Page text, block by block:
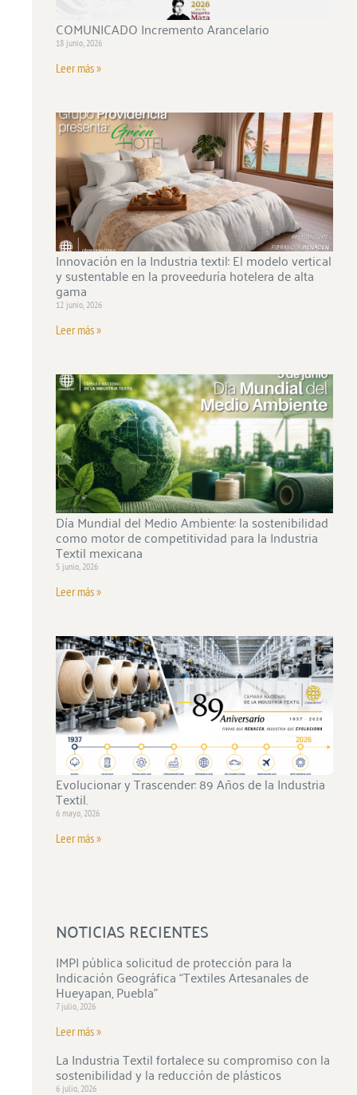
COMUNICADO Incremento Arancelario
18 junio, 2026
Leer más »
Innovación en la Industria textil: El modelo vertical
y sustentable en la proveeduría hotelera de alta
gama
12 junio, 2026
Leer más »
Día Mundial del Medio Ambiente: la sostenibilidad
como motor de competitividad para la Industria
Textil mexicana
5 junio, 2026
Leer más »
Evolucionar y Trascender: 89 Años de la Industria
Textil.
6 mayo, 2026
Leer más »
NOTICIAS RECIENTES
IMPI pública solicitud de protección para la
Indicación Geográfica “Textiles Artesanales de
Hueyapan, Puebla”
7 julio, 2026
Leer más »
La Industria Textil fortalece su compromiso con la
sostenibilidad y la reducción de plásticos
6 julio, 2026